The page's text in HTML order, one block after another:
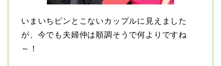
いまいちピンとこないカップルに見えました
が、今でも夫婦仲は順調そうで何よりですね
～！